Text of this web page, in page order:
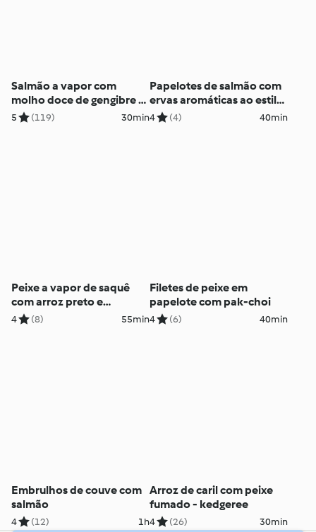
Salmão a vapor com
molho doce de gengibre e
soja
5 (119) 30min
Papelotes de salmão com
ervas aromáticas ao estilo
mediterrâneo
4 (4) 40min
Peixe a vapor de saquê
com arroz preto e
brócolos
4 (8) 55min
Filetes de peixe em
papelote com pak-choi
4 (6) 40min
Embrulhos de couve com
salmão
4 (12) 1h
Arroz de caril com peixe
fumado - kedgeree
4 (26) 30min